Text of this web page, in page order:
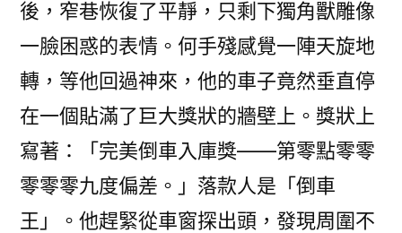
後，窄巷恢復了平靜，只剩下獨角獸雕像
一臉困惑的表情。何手殘感覺一陣天旋地
轉，等他回過神來，他的車子竟然垂直停
在一個貼滿了巨大獎狀的牆壁上。獎狀上
寫著：「完美倒車入庫獎——第零點零零
零零零九度偏差。」落款人是「倒車
王」。他趕緊從車窗探出頭，發現周圍不